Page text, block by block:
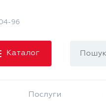
96
Каталог
Послуги